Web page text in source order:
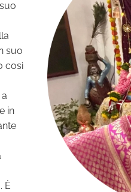
suo
così
in
È